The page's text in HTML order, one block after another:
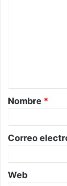
a
r
o
*
Nombre *
Correo
Web